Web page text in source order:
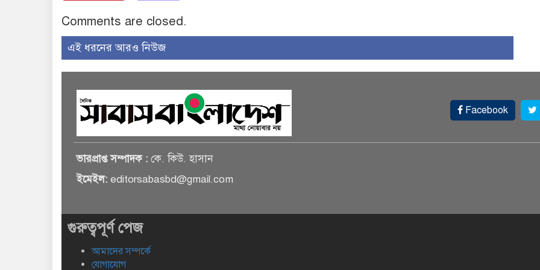
Comments are closed.
এই ধরনের আরও নিউজ
Facebook
ভারপ্রাপ্ত সম্পাদক : কে. কিউ. হাসান
ইমেইল: editorsabasbd@gmail.com
গুরুত্বপূর্ণ পেজ
আমাদের সম্পর্কে
যোগাযোগ